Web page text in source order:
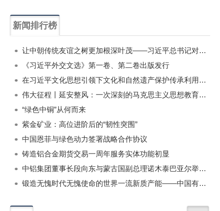
新闻排行榜
让中朝传统友谊之树更加根深叶茂——习近平总书记对朝鲜进行国事访问纪实
《习近平外交文选》第一卷、第二卷出版发行
在习近平文化思想引领下文化和自然遗产保护传承利用工作开创新局面
伟大征程丨延安整风：一次深刻的马克思主义思想教育运动
“绿色中铜”从何而来
紫金矿业：高位进阶后的“韧性突围”
中国恩菲与绿色动力签署战略合作协议
铸造铝合金期货交易一周年服务实体功能初显
中铝集团董事长段向东与蒙古国副总理诺木泰巴亚尔举行会谈
锻造无愧时代无愧使命的世界一流新质产能——中国有色金属工业的战略应对与破局之道（二）